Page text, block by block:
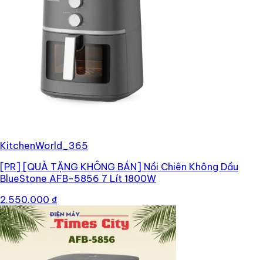
KitchenWorld_365
[PR] [QUÀ TẶNG KHÔNG BÁN] Nồi Chiên Không Dầu
BlueStone AFB-5856 7 Lít 1800W
2.550.000 ₫